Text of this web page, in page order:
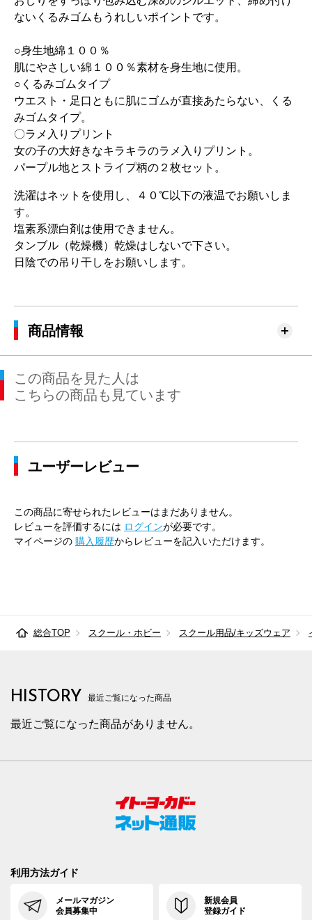
ないくるみゴムもうれしいポイントです。
○身生地綿１００％
肌にやさしい綿１００％素材を身生地に使用。
○くるみゴムタイプ
ウエスト・足口ともに肌にゴムが直接あたらない、くる
みゴムタイプ。
〇ラメ入りプリント
女の子の大好きなキラキラのラメ入りプリント。
パープル地とストライプ柄の２枚セット。
洗濯はネットを使用し、４０℃以下の液温でお願いしま
す。
塩素系漂白剤は使用できません。
タンブル（乾燥機）乾燥はしないで下さい。
日陰での吊り干しをお願いします。
商品情報
この商品を見た人は
こちらの商品も見ています
ユーザーレビュー
この商品に寄せられたレビューはまだありません。
レビューを評価するには ログインが必要です。
マイページの 購入履歴からレビューを記入いただけます。
総合TOP スクール・ホビー スクール用品/キッズウェア
HISTORY 最近ご覧になった商品
最近ご覧になった商品がありません。
利用方法ガイド
メールマガジン
会員募集中
新規会員
登録ガイド